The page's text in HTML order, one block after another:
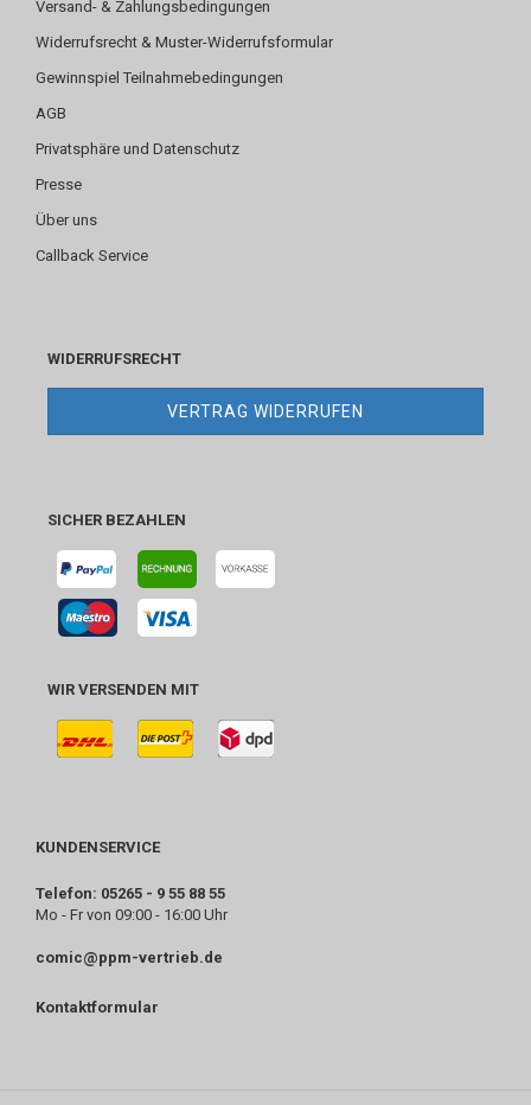
Versand- & Zahlungsbedingungen
Widerrufsrecht & Muster-Widerrufsformular
Gewinnspiel Teilnahmebedingungen
AGB
Privatsphäre und Datenschutz
Presse
Über uns
Callback Service
WIDERRUFSRECHT
VERTRAG WIDERRUFEN
SICHER BEZAHLEN
WIR VERSENDEN MIT
KUNDENSERVICE
Telefon: 05265 - 9 55 88 55
Mo - Fr von 09:00 - 16:00 Uhr
comic@ppm-vertrieb.de
Kontaktformular